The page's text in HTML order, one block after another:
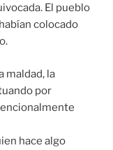
El pueblo
colocado
por
hace algo